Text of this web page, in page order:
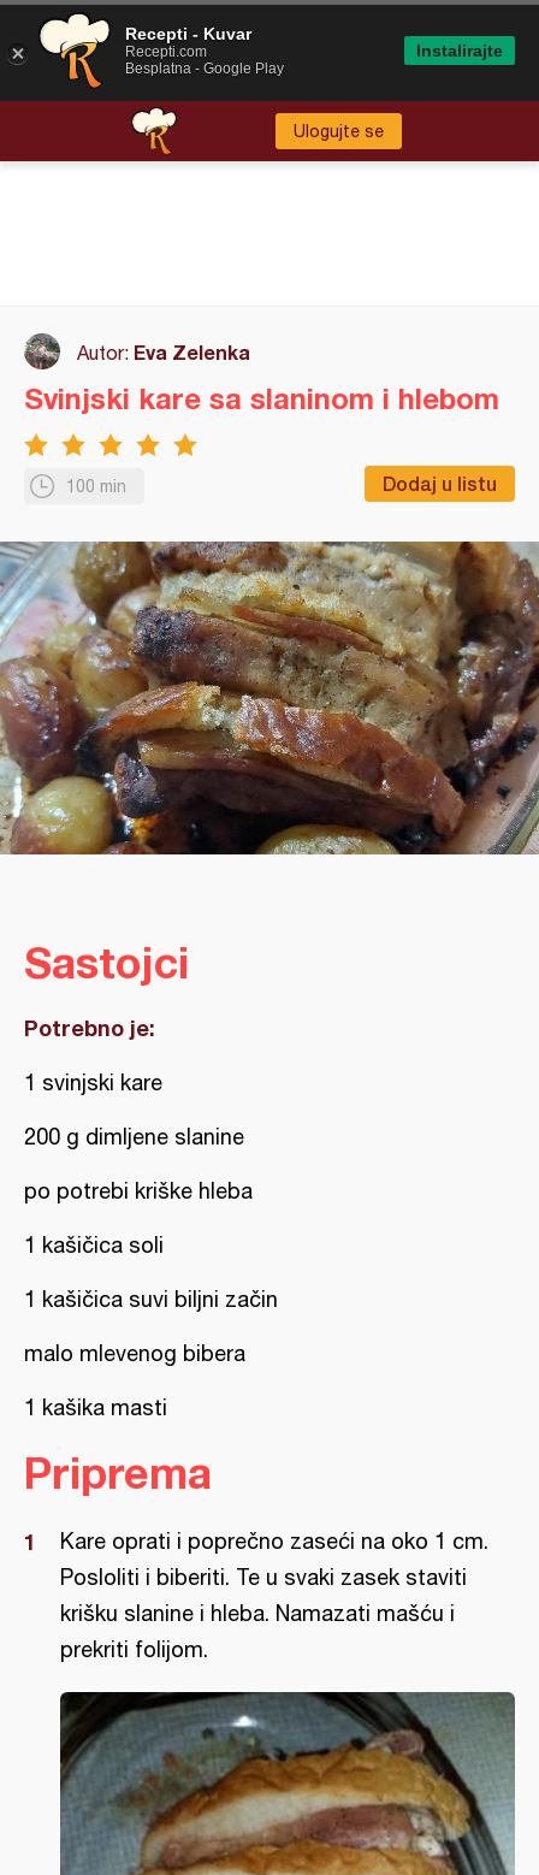
Ulogujte se
Autor: Eva Zelenka
100 min Dodaj u listu
Svinjski kare sa slaninom i hlebom
Sastojci
Potrebno je:
1 svinjski kare
200 g dimljene slanine
po potrebi kriške hleba
1 kašičica soli
1 kašičica suvi biljni začin
malo mlevenog bibera
1 kašika masti
Priprema
Kare oprati i poprečno zaseći na oko 1 cm.
Posloliti i biberiti. Te u svaki zasek staviti
krišku slanine i hleba. Namazati mašću i
prekriti folijom.
Recepti - Kuvar
Recepti.com
Besplatna - Google Play
Instalirajte